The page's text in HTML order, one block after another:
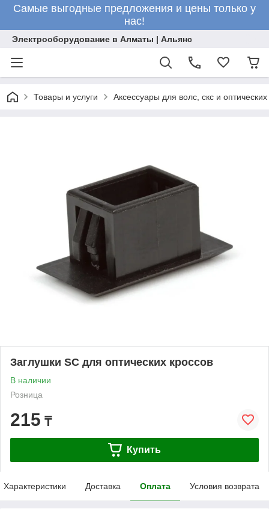
Самые выгодные предложения и цены только у
нас!
Электрооборудование в Алматы | Альянс
Товары и услуги Аксессуары для волс, скс и
Заглушки SC для оптических кроссов
В наличии
Розница
215 ₸
Купить
Характеристики Доставка Оплата Условия возврата